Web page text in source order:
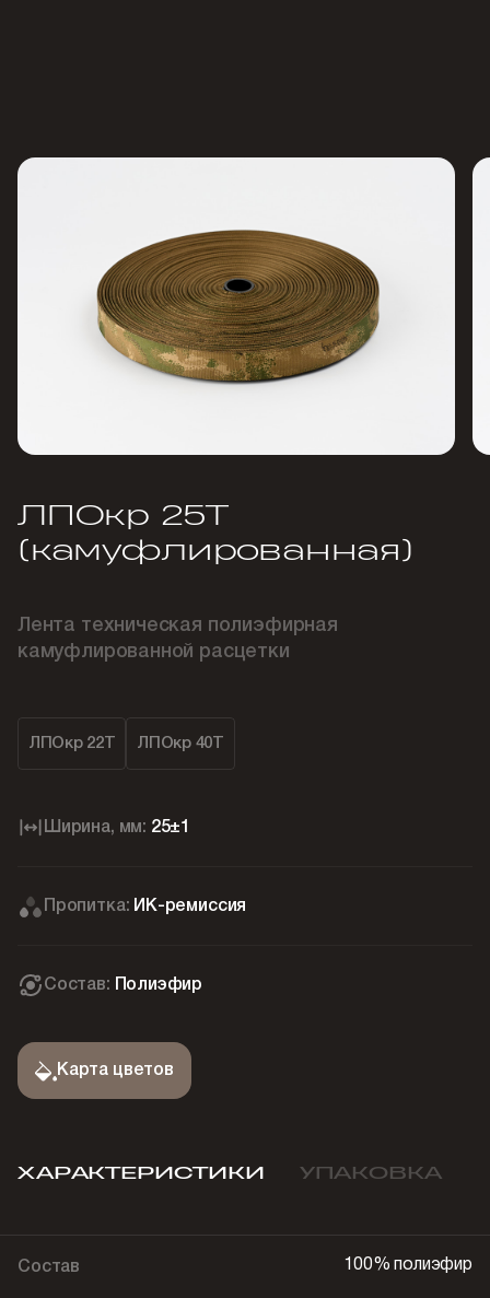
ЛПОкр 25Т
(камуфлированная)
Лента техническая полиэфирная
камуфлированной расцетки
ЛПОкр 22Т ЛПОкр 40Т
Ширина, мм: 25±1
Пропитка: ИК-ремиссия
Состав: Полиэфир
Карта цветов
ХАРАКТЕРИСТИКИ УПАКОВКА
Состав 100% полиэфир